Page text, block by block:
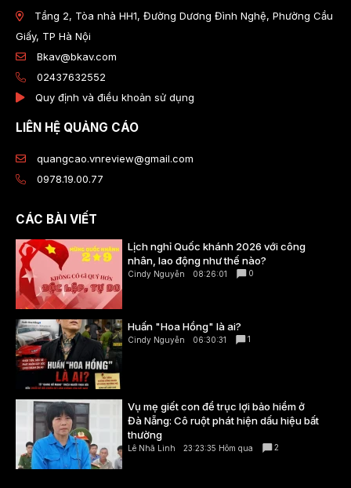
Tầng 2, Tòa nhà HH1, Đường Dương Đình Nghệ, Phường Cầu
Giấy, TP Hà Nội
Bkav@bkav.com
02437632552
Quy định và điều khoản sử dụng
LIÊN HỆ QUẢNG CÁO
quangcao.vnreview@gmail.com
0978.19.00.77
CÁC BÀI VIẾT
Lịch nghỉ Quốc khánh 2026 với công
nhân, lao động như thế nào?
Cindy Nguyễn 08:26:01 0
Huấn "Hoa Hồng" là ai?
Cindy Nguyễn 06:30:31 1
Vụ mẹ giết con để trục lợi bảo hiểm ở
Đà Nẵng: Cô ruột phát hiện dấu hiệu bất
thường
Lê Nhã Linh 23:23:35 Hôm qua 2